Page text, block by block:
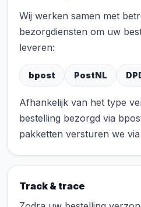
Wij werken samen met
bezorgdiensten om uw
leveren:
bpost PostNL
Afhankelijk van het type
bestelling bezorgd via
pakketten versturen we via
Track & trace